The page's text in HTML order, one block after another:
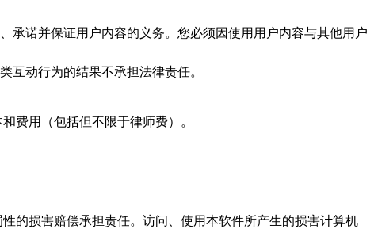
承诺并保证用户内容的义务。您必须因使用用户内容与其他用户
互动行为的结果不承担法律责任。
费用（包括但不限于律师费）。
损害赔偿承担责任。访问、使用本软件所产生的损害计算机